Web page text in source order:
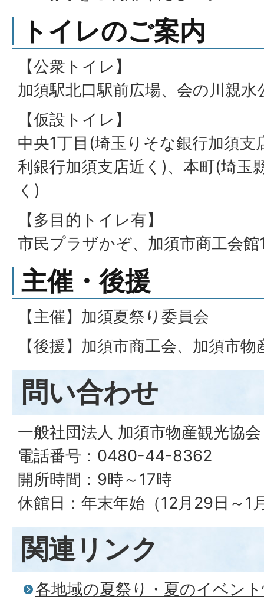
トイレのご案内
【公衆トイレ】
加須駅北口駅前広場、会の川親水
【仮設トイレ】
中央1丁目(埼玉りそな銀行加須
利銀行加須支店近く)、本町(埼玉
く)
【多目的トイレ有】
市民プラザかぞ、加須市商工会館
主催・後援
【主催】加須夏祭り委員会
【後援】加須市商工会、加須市物
問い合わせ
一般社団法人 加須市物産観光協会
電話番号：0480-44-8362
開所時間：9時～17時
休館日：年末年始（12月29日～1
関連リンク
各地域の夏祭り・夏のイベン